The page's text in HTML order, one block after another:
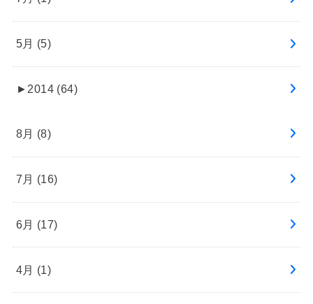
5月 (5)
► 2014 (64)
8月 (8)
7月 (16)
6月 (17)
4月 (1)